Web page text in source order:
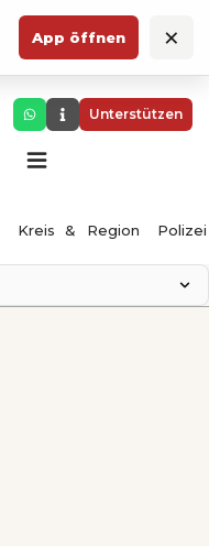
App öffnen ×
Unterstützen
Kreis & Region Polizei